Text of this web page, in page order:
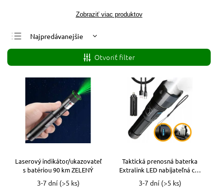
Zobraziť viac produktov
Najpredávanejšie
Najlacnejšie
Najdrahšie
Abecedne
Otvoriť filter
Laserový indikátor/ukazovateľ
s batériou 90 km ZELENÝ
3-7 dní (>5 ks)
Taktická prenosná baterka
Extralink LED nabíjateľná cez
USB
3-7 dní (>5 ks)